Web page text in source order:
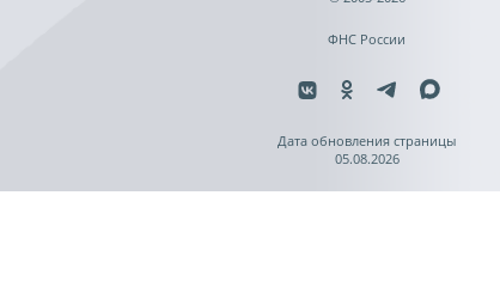
ФНС России
Дата обновления страницы
05.08.2026